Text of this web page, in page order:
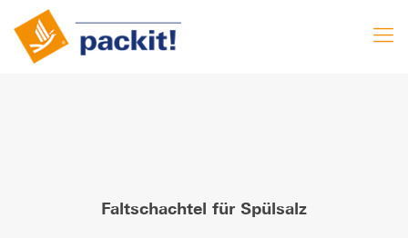
Faltschachtel für Spülsalz